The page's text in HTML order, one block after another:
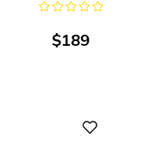
$189